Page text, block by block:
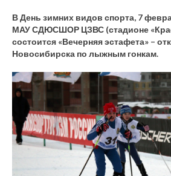
ПЛАТНЫЕ УСЛУГИ КОНТАКТЫ
В День зимних видов спорта, 7
МАУ СДЮСШОР ЦЗВС (стадионе
состоится «Вечерняя эстафета» –
Новосибирска по лыжным гонкам.